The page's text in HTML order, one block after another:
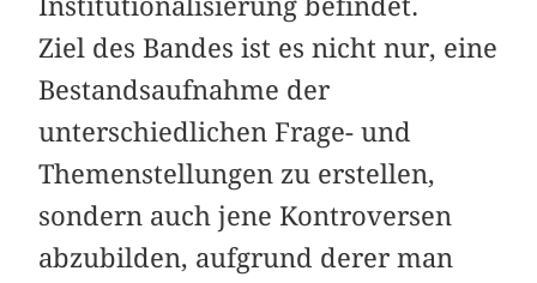
Institutionalisierung befindet.
Ziel des Bandes ist es nicht nur, eine
Bestandsaufnahme der
unterschiedlichen Frage- und
Themenstellungen zu erstellen,
sondern auch jene Kontroversen
abzubilden, aufgrund derer man